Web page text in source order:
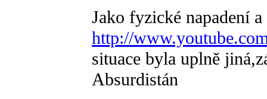
Jako fyzické napadení
http://
situace byla uplně
Absurdistán